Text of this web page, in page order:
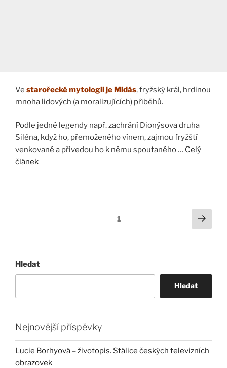
Ve starořecké mytologii je Midás, fryžský král, hrdinou
mnoha lidových (a moralizujících) příběhů.
Podle jedné legendy např. zachrání Dionýsova druha
Siléna, když ho, přemoženého vínem, zajmou fryžští
venkované a přivedou ho k němu spoutaného … Celý
článek
Stránka:1
Další
Hledat
Hledat
Nejnovější příspěvky
Lucie Borhyová – životopis. Stálice českých televizních
obrazovek